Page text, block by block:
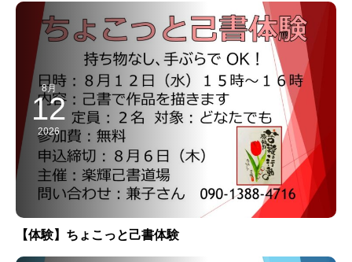
8月
12
2026
【体験】ちょこっと己書体験